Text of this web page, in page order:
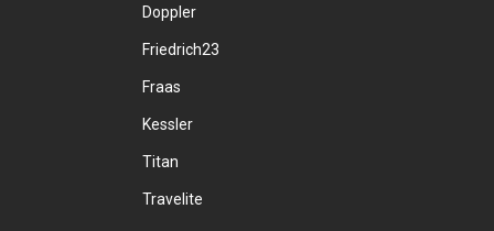
Doppler
Friedrich23
Fraas
Kessler
Titan
Travelite